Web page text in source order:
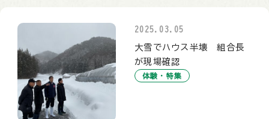
2025.03.05
大雪でハウス半壊 組合長
が現場確認
体験・特集